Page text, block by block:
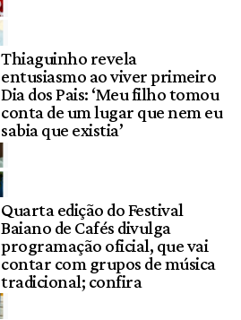
Thiaguinho revela
entusiasmo ao viver primeiro
Dia dos Pais: ‘Meu filho tomou
conta de um lugar que nem eu
sabia que existia’
Quarta edição do Festival
Baiano de Cafés divulga
programação oficial, que vai
contar com grupos de música
tradicional; confira